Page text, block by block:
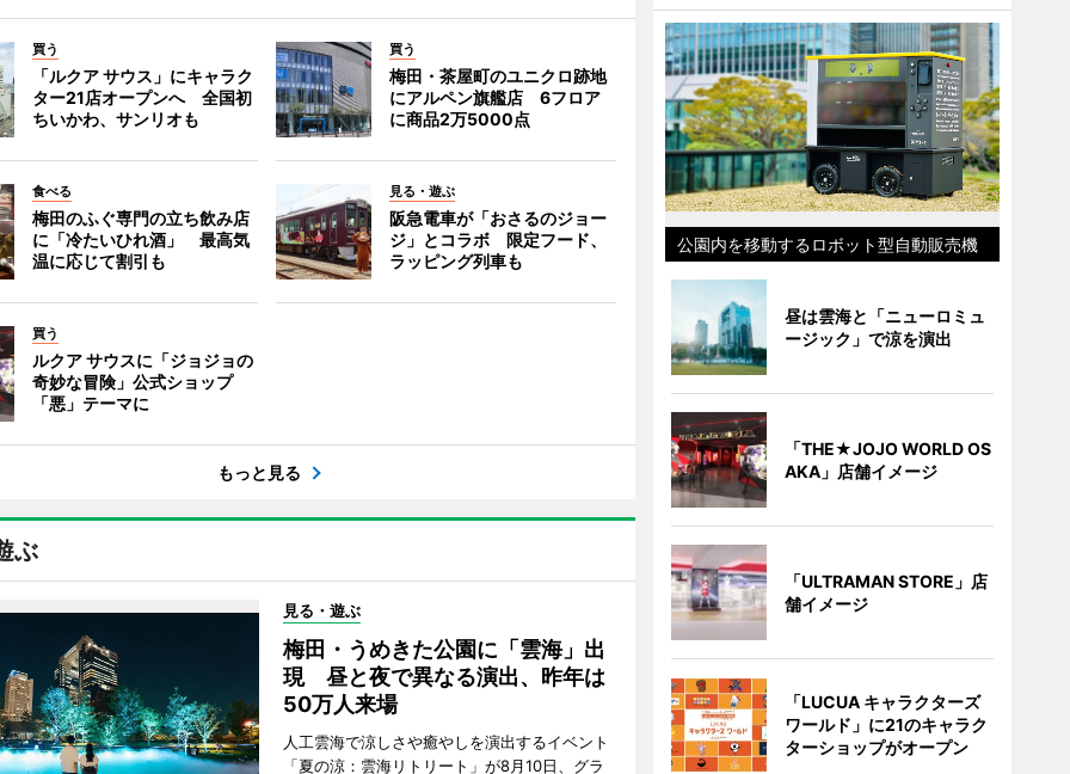
買う
「ルクア サウス」にキャラク
ター21店オープンへ 全国初
ちいかわ、サンリオも
買う
梅田・茶屋町のユニクロ跡地
にアルペン旗艦店 6フロア
に商品2万5000点
食べる
梅田のふぐ専門の立ち飲み店
に「冷たいひれ酒」 最高気
温に応じて割引も
見る・遊ぶ
阪急電車が「おさるのジョー
ジ」とコラボ 限定フード、
ラッピング列車も
買う
ルクア サウスに「ジョジョの
奇妙な冒険」公式ショップ
「悪」テーマに
もっと見る
ぶ
見る・遊ぶ
梅田・うめきた公園に「雲海」出
現 昼と夜で異なる演出、昨年は
50万人来場
人工雲海で涼しさや癒やしを演出するイベント
「夏の涼：雲海リトリート」が8月10日、グラ
公園内を移動するロボット型自動販売機
昼は雲海と「ニューロミュ
ージック」で涼を演出
「THE★JOJO WORLD OS
AKA」店舗イメージ
「ULTRAMAN STORE」店
舗イメージ
「LUCUA キャラクターズ
ワールド」に21のキャラク
ターショップがオープン